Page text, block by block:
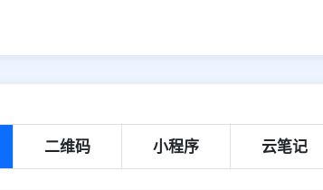
二维码 小程序 云笔记